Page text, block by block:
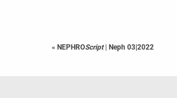
« NEPHROScript Neph 03|2022